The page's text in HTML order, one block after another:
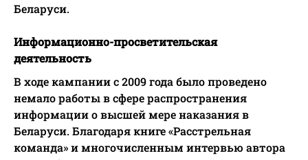
Беларуси.
Информационно-просветительская
деятельность
В ходе кампании с 2009 года было проведено
немало работы в сфере распространения
информации о высшей мере наказания в
Беларуси. Благодаря книге «Расстрельная
команда» и многочисленным интервью автора